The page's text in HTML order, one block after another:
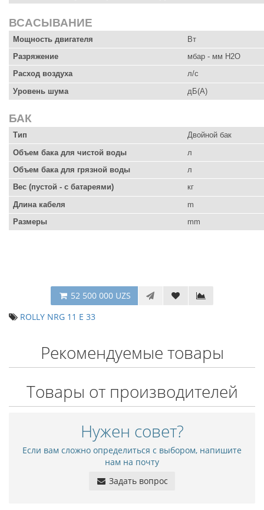
ВСАСЫВАНИЕ
Мощность двигателя
Вт
Разряжение
мбар - мм H2O
Расход воздуха
л/с
Уровень шума
дБ(А)
БАК
Тип
Двойной бак
Объем бака для чистой воды
л
Объем бака для грязной воды
л
Вес (пустой - с батареями)
кг
Длина кабеля
m
Размеры
mm
52 500 000 UZS
ROLLY NRG 11 E 33
Рекомендуемые товары
Товары от производителей
Нужен совет?
Если вам сложно определиться с выбором, напишите
нам на почту
Задать вопрос